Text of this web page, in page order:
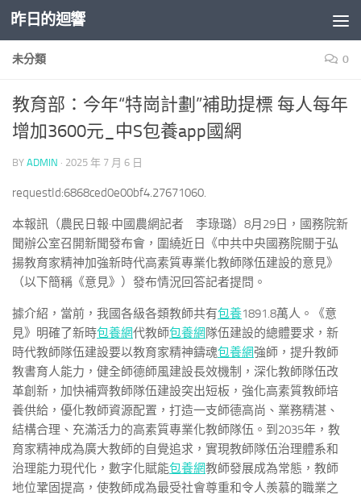
Skip to content
昨日的迴響
未分類 0
教育部：今年“特崗計劃”補助提標 每人每年
增加3600元_中S包養app國網
BY ADMIN · 2025 年 7 月 6 日
requestId:6868ced0e00bf4.27671060.
本報訊（農民日報·中國農網記者 李琭璐）8月29日，國務院新
聞辦公室召開新聞發布會，圍繞近日《中共中央國務院關于弘
揚教育家精神加強新時代高素質專業化教師隊伍建設的意見》
（以下簡稱《意見》）發布情況回答記者提問。
據介紹，當前，我國各級各類教師共有包養1891.8萬人。《意
見》明確了新時包養網代教師包養網 隊伍建設的總體要求，新
時代教師隊伍建設要以教育家精神鑄魂包養網強師，提升教師
教書育人能力，健全師德師風建設長效機制，深化教師隊伍改
革創新，加快補齊教師隊伍建設突出短板，強化高素質教師培
養供給，優化教師資源配置，打造一支師德高尚、業務精湛、
結構合理、充滿活力的高素質專業化教師隊伍。到2035年，教
育家精神成為廣大教師的自覺追求，實現教師隊伍治理體系和
治理能力現代化，數字化賦能包養網教師發展成為常態，教師
地位鞏固提高，使教師成為最受社會尊重和令人羨慕的職業之